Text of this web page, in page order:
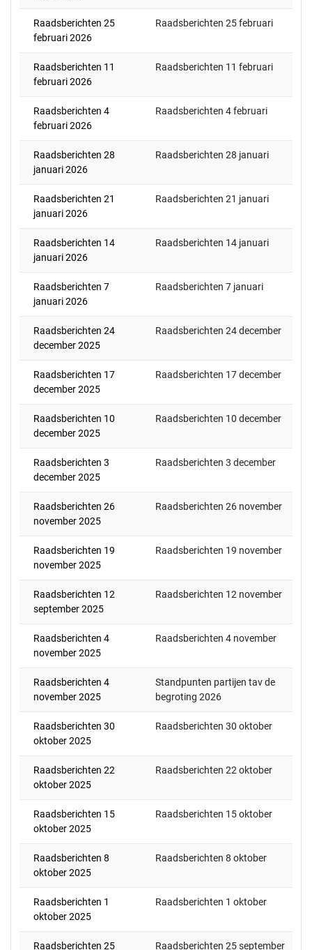
Raadsberichten 25
februari 2026
Raadsberichten 25 februari
Raadsberichten 11
februari 2026
Raadsberichten 11 februari
Raadsberichten 4
februari 2026
Raadsberichten 4 februari
Raadsberichten 28
januari 2026
Raadsberichten 28 januari
Raadsberichten 21
januari 2026
Raadsberichten 21 januari
Raadsberichten 14
januari 2026
Raadsberichten 14 januari
Raadsberichten 7
januari 2026
Raadsberichten 7 januari
Raadsberichten 24
december 2025
Raadsberichten 24 december
Raadsberichten 17
december 2025
Raadsberichten 17 december
Raadsberichten 10
december 2025
Raadsberichten 10 december
Raadsberichten 3
december 2025
Raadsberichten 3 december
Raadsberichten 26
november 2025
Raadsberichten 26 november
Raadsberichten 19
november 2025
Raadsberichten 19 november
Raadsberichten 12
september 2025
Raadsberichten 12 november
Raadsberichten 4
november 2025
Raadsberichten 4 november
Raadsberichten 4
november 2025
Standpunten partijen tav de
begroting 2026
Raadsberichten 30
oktober 2025
Raadsberichten 30 oktober
Raadsberichten 22
oktober 2025
Raadsberichten 22 oktober
Raadsberichten 15
oktober 2025
Raadsberichten 15 oktober
Raadsberichten 8
oktober 2025
Raadsberichten 8 oktober
Raadsberichten 1
oktober 2025
Raadsberichten 1 oktober
Raadsberichten 25 Raadsberichten 25 september